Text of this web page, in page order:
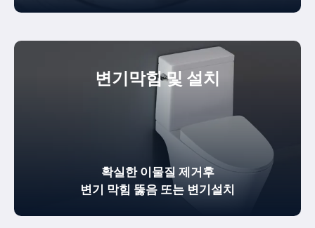
변기막힘 및 설치
확실한이물질 제거후
변기 막힘 뚫음 또는 변기설치